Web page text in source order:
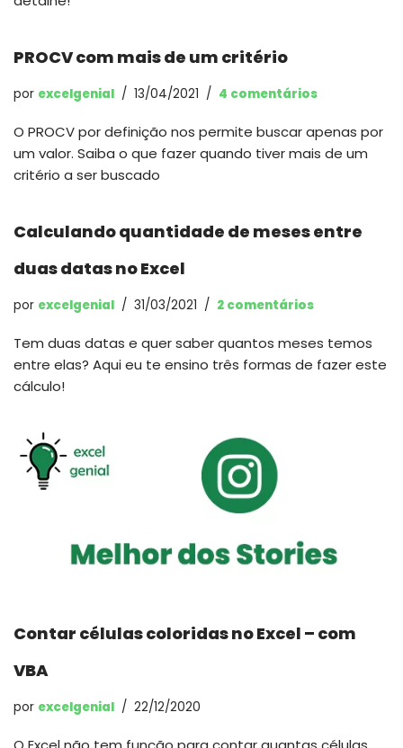
PROCV com mais de um critério
por excelgenial 13/04/2021 4 comentários
O PROCV por definição nos permite buscar apenas por
um valor. Saiba o que fazer quando tiver mais de um
critério a ser buscado
Calculando quantidade de meses entre
duas datas no Excel
por excelgenial 31/03/2021 2 comentários
Tem duas datas e quer saber quantos meses temos
entre elas? Aqui eu te ensino três formas de fazer este
cálculo!
Contar células coloridas no Excel – com
VBA
por excelgenial 22/12/2020